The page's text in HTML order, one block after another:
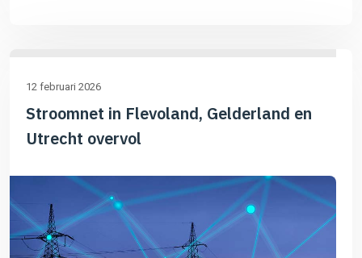
12 februari 2026
Stroomnet in Flevoland, Gelderland en
Utrecht overvol